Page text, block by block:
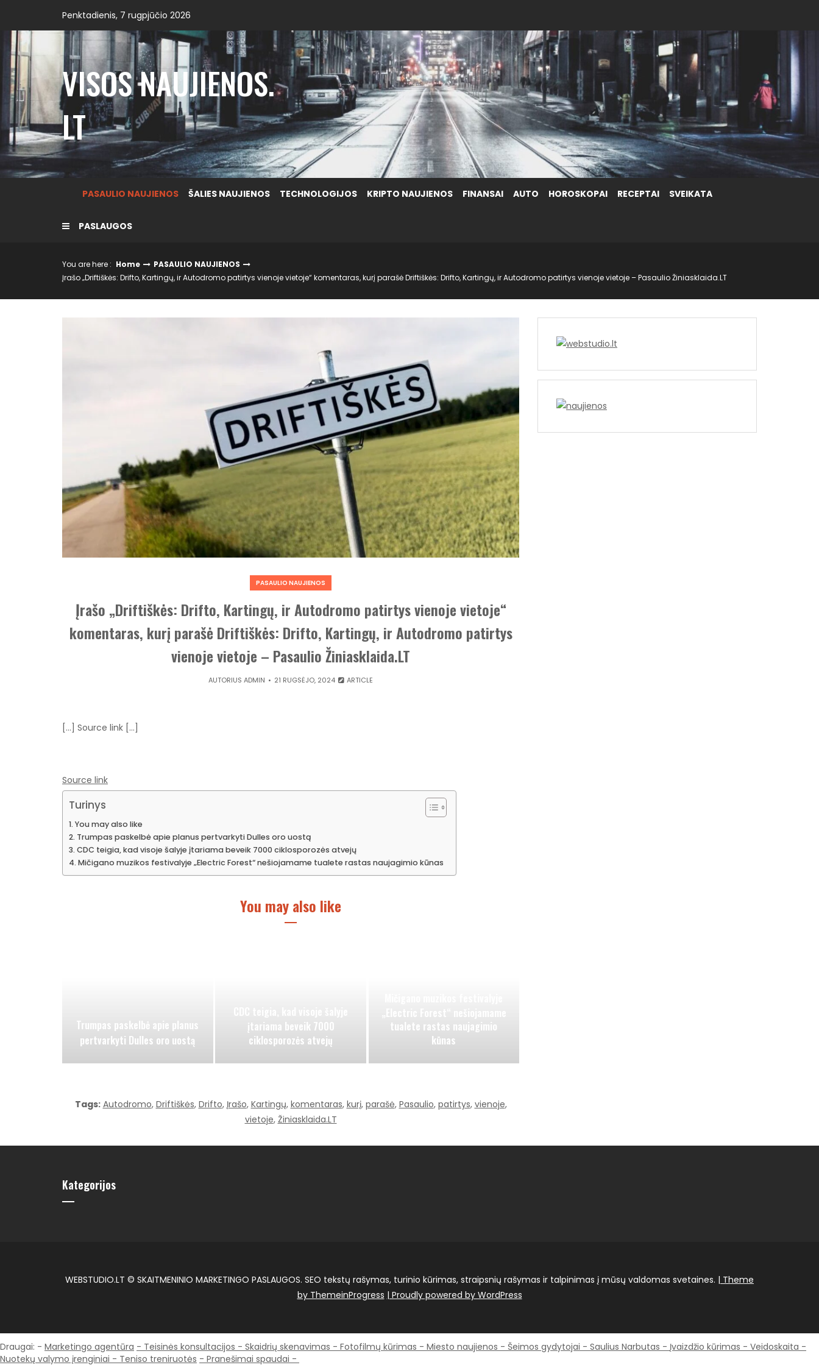
content
Penktadienis, 7 rugpjūčio 2026
VISOS NAUJIENOS.
LT
PASAULIO NAUJIENOS ŠALIES NAUJIENOS TECHNOLOGIJOS KRIPTO NAUJIENOS FINANSAI AUTO HOROSKOPAI RECEPTAI SVEIKATA
PASLAUGOS
You are here : Home
PASAULIO NAUJIENOS
Įrašo „Driftiškės: Drifto, Kartingų, ir Autodromo patirtys vienoje vietoje“ komentaras, kurį parašė Driftiškės: Drifto, Kartingų, ir Autodromo patirtys vienoje vietoje – Pasaulio Žiniasklaida.LT
PASAULIO NAUJIENOS
Įrašo „Driftiškės: Drifto, Kartingų, ir Autodromo patirtys vienoje vietoje“
komentaras, kurį parašė Driftiškės: Drifto, Kartingų, ir Autodromo patirtys
vienoje vietoje – Pasaulio Žiniasklaida.LT
AUTORIUS ADMIN 21 RUGSĖJO, 2024 ARTICLE
[…] Source link […]
Source link
Turinys
You may also like
Trumpas paskelbė apie planus pertvarkyti Dulles oro uostą
CDC teigia, kad visoje šalyje įtariama beveik 7000 ciklosporozės atvejų
Mičigano muzikos festivalyje „Electric Forest“ nešiojamame tualete rastas naujagimio kūnas
You may also like
Trumpas paskelbė apie planus
pertvarkyti Dulles oro uostą
įtariama beveik 7000
ciklosporozės atvejų
tualete rastas naujagimio
kūnas
Tags: Autodromo, Driftiškės, Drifto, Įrašo, Kartingų, komentaras, kurį, parašė, Pasaulio, patirtys, vienoje,
vietoje, Žiniasklaida.LT
Kategorijos
WEBSTUDIO.LT © SKAITMENINIO MARKETINGO PASLAUGOS. SEO tekstų rašymas, turinio kūrimas, straipsnių rašymas ir talpinimas į mūsų valdomas svetaines. | Theme
by ThemeinProgress | Proudly powered by WordPress
Draugai: - Marketingo agentūra - Teisinės konsultacijos - Skaidrių skenavimas - Fotofilmų kūrimas - Miesto naujienos - Šeimos gydytojai - Saulius Narbutas - Įvaizdžio kūrimas - Veidoskaita -
Nuotekų valymo įrenginiai - Teniso treniruotės - Pranešimai spaudai -